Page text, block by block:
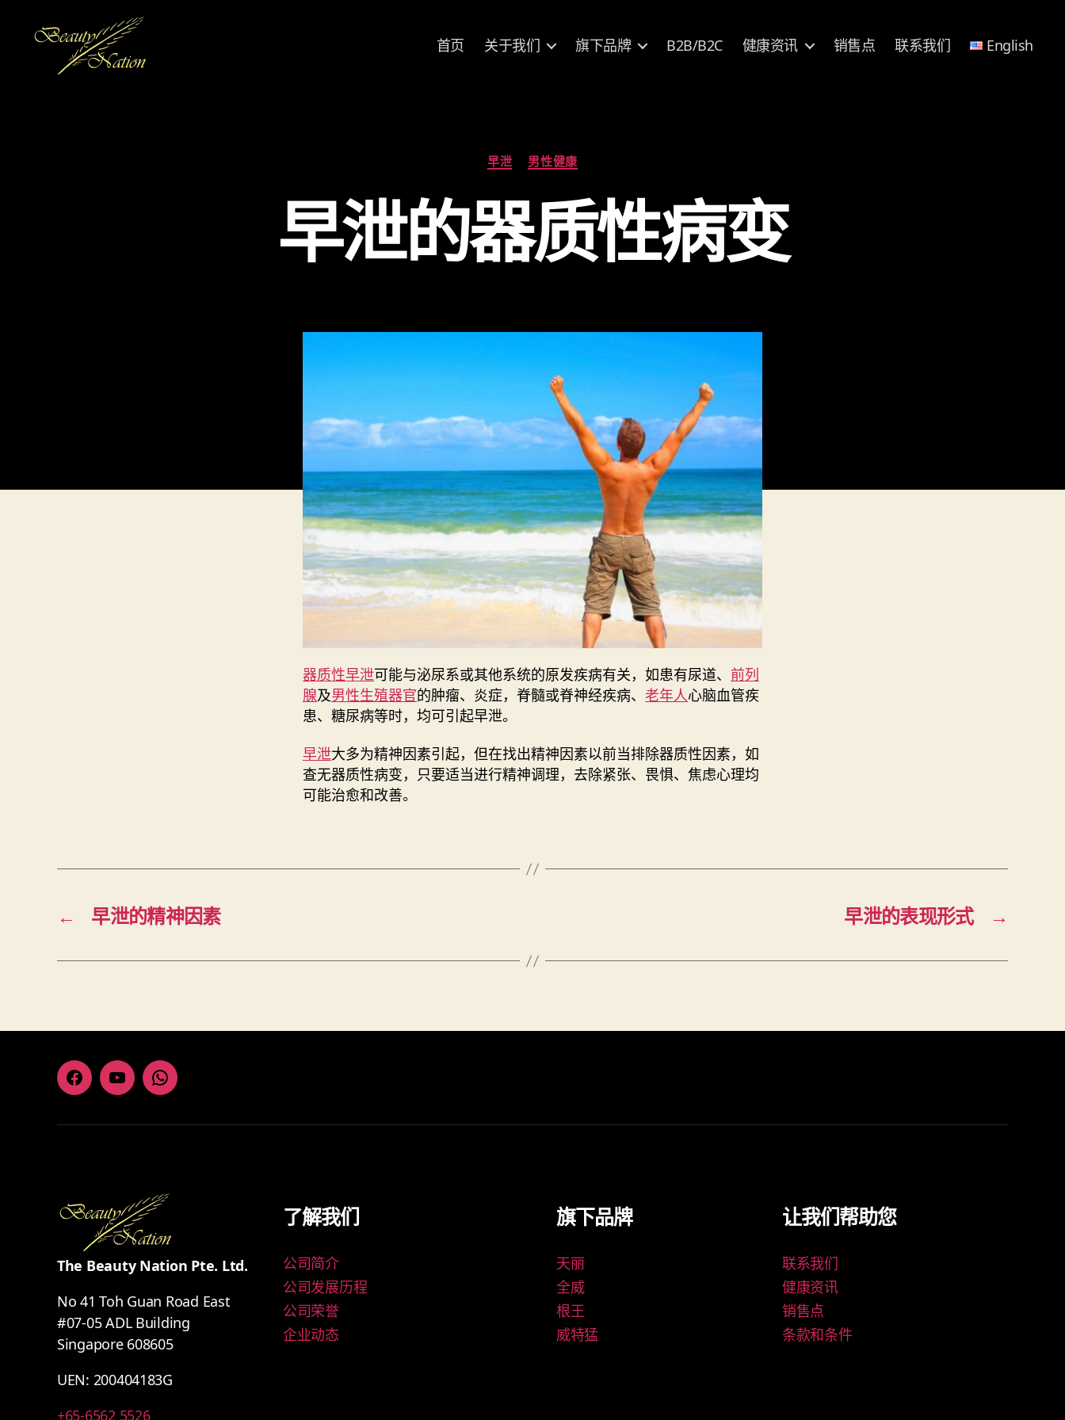
首页 关于我们 旗下品牌 B2B/B2C 健康资讯 销售点 联系我们 English
分
类
早泄 男性健康
早泄的器质性病变
器质性早泄可能与泌尿系或其他系统的原发疾病有关，如患有尿道、 前列
腺及男性生殖器官的肿瘤、炎症，脊髓或脊神经疾病、 老年人心脑血管疾
患、糖尿病等时，均可引起早泄。
早泄大多为精神因素引起，但在找出精神因素以前当排除器质性因素，如
查无器质性病变，只要适当进行精神调理，去除紧张、畏惧、焦虑心理均
可能治愈和改善。
← 早泄的精神因素 →
早泄的表现形式
FacebookYoutubeWhatsapp
The Beauty Nation Pte. Ltd.
No 41 Toh Guan Road East
#07-05 ADL Building
Singapore 608605
UEN: 200404183G
+65-6562 5526
了解我们
公司简介
公司发展历程
公司荣誉
企业动态
旗下品牌
天丽
全威
根王
威特猛
让我们帮助您
联系我们
健康资讯
销售点
条款和条件